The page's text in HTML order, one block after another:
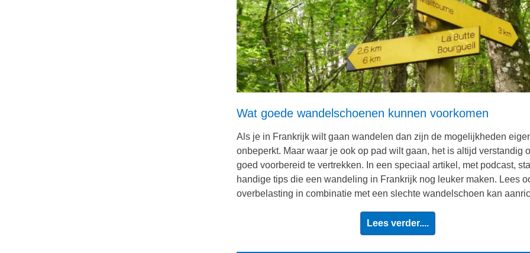
Wat goede wandelschoenen kunnen voorkomen
Als je in Frankrijk wilt gaan wandelen dan zijn de mogelijkheden
onbeperkt. Maar waar je ook op pad wilt gaan, het is altijd verstandig
goed voorbereid te vertrekken. In een speciaal artikel, met podcast,
handige tips die een wandeling in Frankrijk nog leuker maken. Lees
overbelasting in combinatie met een slechte wandelschoen kan
Lees verder....